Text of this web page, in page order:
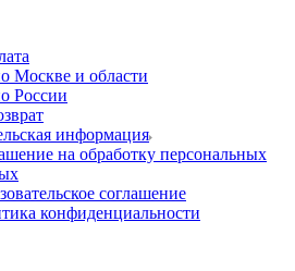
Москве и области
России
информация
на обработку персональных
соглашение
конфиденциальности